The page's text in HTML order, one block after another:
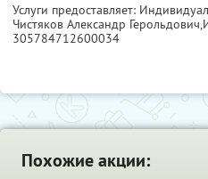
Услуги предоставляет:
Чистяков Александр Герольдович,
305784712600034
Похожие акции: